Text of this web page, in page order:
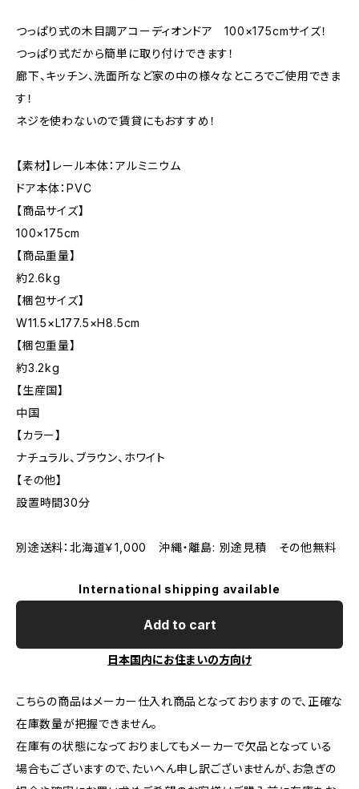
つっぱり式の木目調アコーディオンドア 100×175cmサイズ！
つっぱり式だから簡単に取り付けできます！
廊下、キッチン、洗面所など家の中の様々なところでご使用できま
す！
ネジを使わないので賃貸にもおすすめ！
【素材】レール本体：アルミニウム
ドア本体：PVC
【商品サイズ】
100×175cm
【商品重量】
約2.6kg
【梱包サイズ】
W11.5×L177.5×H8.5cm
【梱包重量】
約3.2kg
【生産国】
中国
【カラー】
ナチュラル、ブラウン、ホワイト
【その他】
設置時間30分
別途送料：北海道￥1,000 沖縄・離島: 別途見積 その他無料
International shipping available
Add to cart
日本国内にお住まいの方向け
こちらの商品はメーカー仕入れ商品となっておりますので、正確な
在庫数量が把握できません。
在庫有の状態になっておりましてもメーカーで欠品となっている
場合もございますので、たいへん申し訳ございませんが、お急ぎの